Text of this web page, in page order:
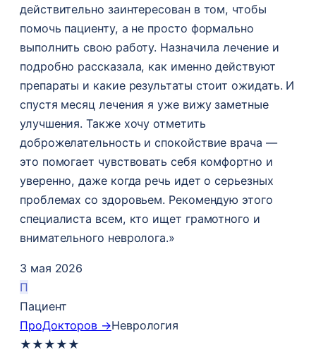
действительно заинтересован в том, чтобы
помочь пациенту, а не просто формально
выполнить свою работу. Назначила лечение и
подробно рассказала, как именно действуют
препараты и какие результаты стоит ожидать. И
спустя месяц лечения я уже вижу заметные
улучшения. Также хочу отметить
доброжелательность и спокойствие врача —
это помогает чувствовать себя комфортно и
уверенно, даже когда речь идет о серьезных
проблемах со здоровьем. Рекомендую этого
специалиста всем, кто ищет грамотного и
внимательного невролога.»
3 мая 2026
П
Пациент
ПроДокторов →Неврология
★ ★ ★ ★ ★